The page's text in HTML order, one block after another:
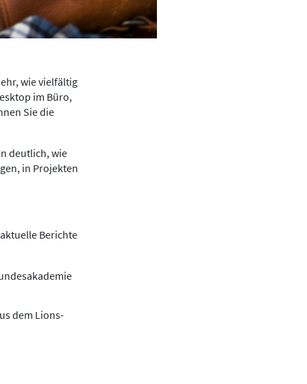
wie vielfältig
im Büro,
Sie die
deutlich, wie
in Projekten
Berichte
dem Lions-